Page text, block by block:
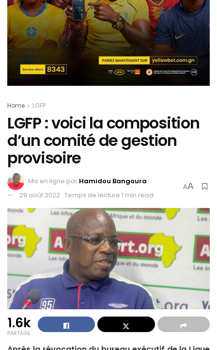
Home LGFP
LGFP : voici la composition
d’un comité de gestion
provisoire
Mis en ligne par Hamidou Bangoura
29 août 2022 Temps de lecture:1 min read
AA
1.6k
PARTAGE